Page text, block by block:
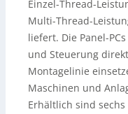
Einzel-Thread-
Multi-Thread-
liefert. Die Panel-
und Steuerung
Montagelinie
Maschinen und
Erhältlich sind